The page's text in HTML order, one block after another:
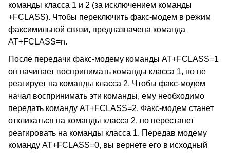
команды класса 1 и 2 (за исключением команды
+FCLASS). Чтобы переключить факс-модем в режим
факсимильной связи, предназначена команда
AT+FCLASS=n.
После передачи факс-модему команды AT+FCLASS=1
он начинает воспринимать команды класса 1, но не
реагирует на команды класса 2. Чтобы факс-модем
начал воспринимать эти команды, ему необходимо
передать команду AT+FCLASS=2. Факс-модем станет
откликаться на команды класса 2, но перестанет
реагировать на команды класса 1. Передав модему
команду AT+FCLASS=0, вы вернете его в исходный